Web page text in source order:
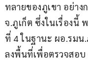
ทลายของภูเขา อย่า
จ.ภูเก็ต ซึ่งในเรื่อง
ที่ 4 ในฐานะ ผอ.รมน
ลงพื้นที่เพื่อตรวจสอบ